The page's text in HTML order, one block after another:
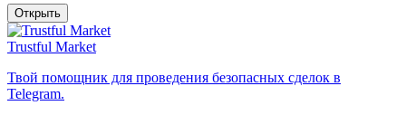
Открыть
Trustful Market
Твой помощник для проведения безопасных сделок в
Telegram.